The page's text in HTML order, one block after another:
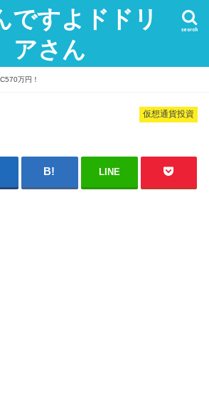
ですよドドリ
アさん
search
万円！
仮想通貨投資
LINE